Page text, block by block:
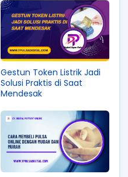
Gestun Token Listrik Jadi
Solusi Praktis di Saat
Mendesak